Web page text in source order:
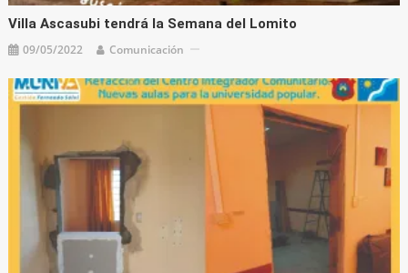
Villa Ascasubi tendrá la Semana del Lomito
09/05/2022 Comunicación